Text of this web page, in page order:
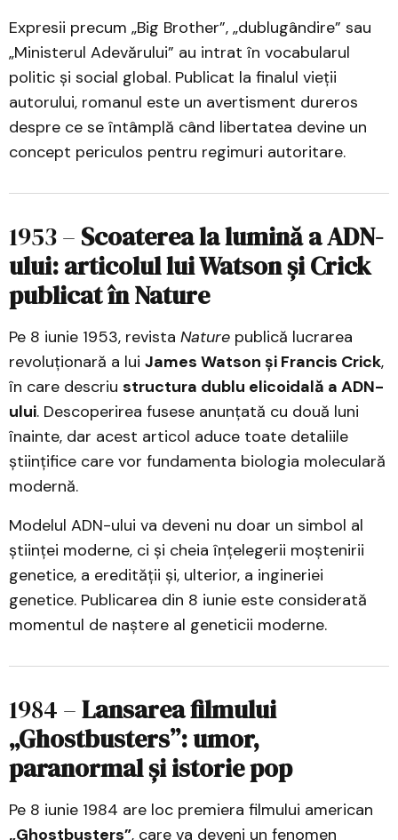
Expresii precum „Big Brother”, „dublugândire” sau
„Ministerul Adevărului” au intrat în vocabularul
politic și social global. Publicat la finalul vieții
autorului, romanul este un avertisment dureros
despre ce se întâmplă când libertatea devine un
concept periculos pentru regimuri autoritare.
1953 – Scoaterea la lumină a ADN-
ului: articolul lui Watson și Crick
publicat în Nature
Pe 8 iunie 1953, revista Nature publică lucrarea
revoluționară a lui James Watson și Francis Crick,
în care descriu structura dublu elicoidală a ADN-
ului. Descoperirea fusese anunțată cu două luni
înainte, dar acest articol aduce toate detaliile
științifice care vor fundamenta biologia moleculară
modernă.
Modelul ADN-ului va deveni nu doar un simbol al
științei moderne, ci și cheia înțelegerii moștenirii
genetice, a eredității și, ulterior, a ingineriei
genetice. Publicarea din 8 iunie este considerată
momentul de naștere al geneticii moderne.
1984 –Lansarea filmului
„Ghostbusters”: umor,
paranormal și istorie pop
Pe 8 iunie 1984 are loc premiera filmului american
„Ghostbusters”, care va deveni un fenomen